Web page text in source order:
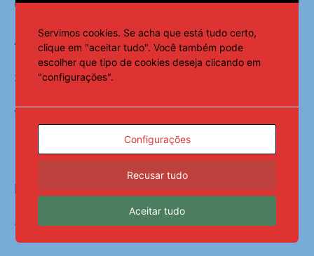
Coritiba x Paysandu
Avaí x Vila Nova
20h30
Volta Redonda x Athletico-PR
DOMINGO
16h
Servimos cookies. Se acha que está tudo certo,
clique em "aceitar tudo". Você também pode
escolher que tipo de cookies deseja clicando em
"configurações".
Configurações
Recusar tudo
Aceitar tudo